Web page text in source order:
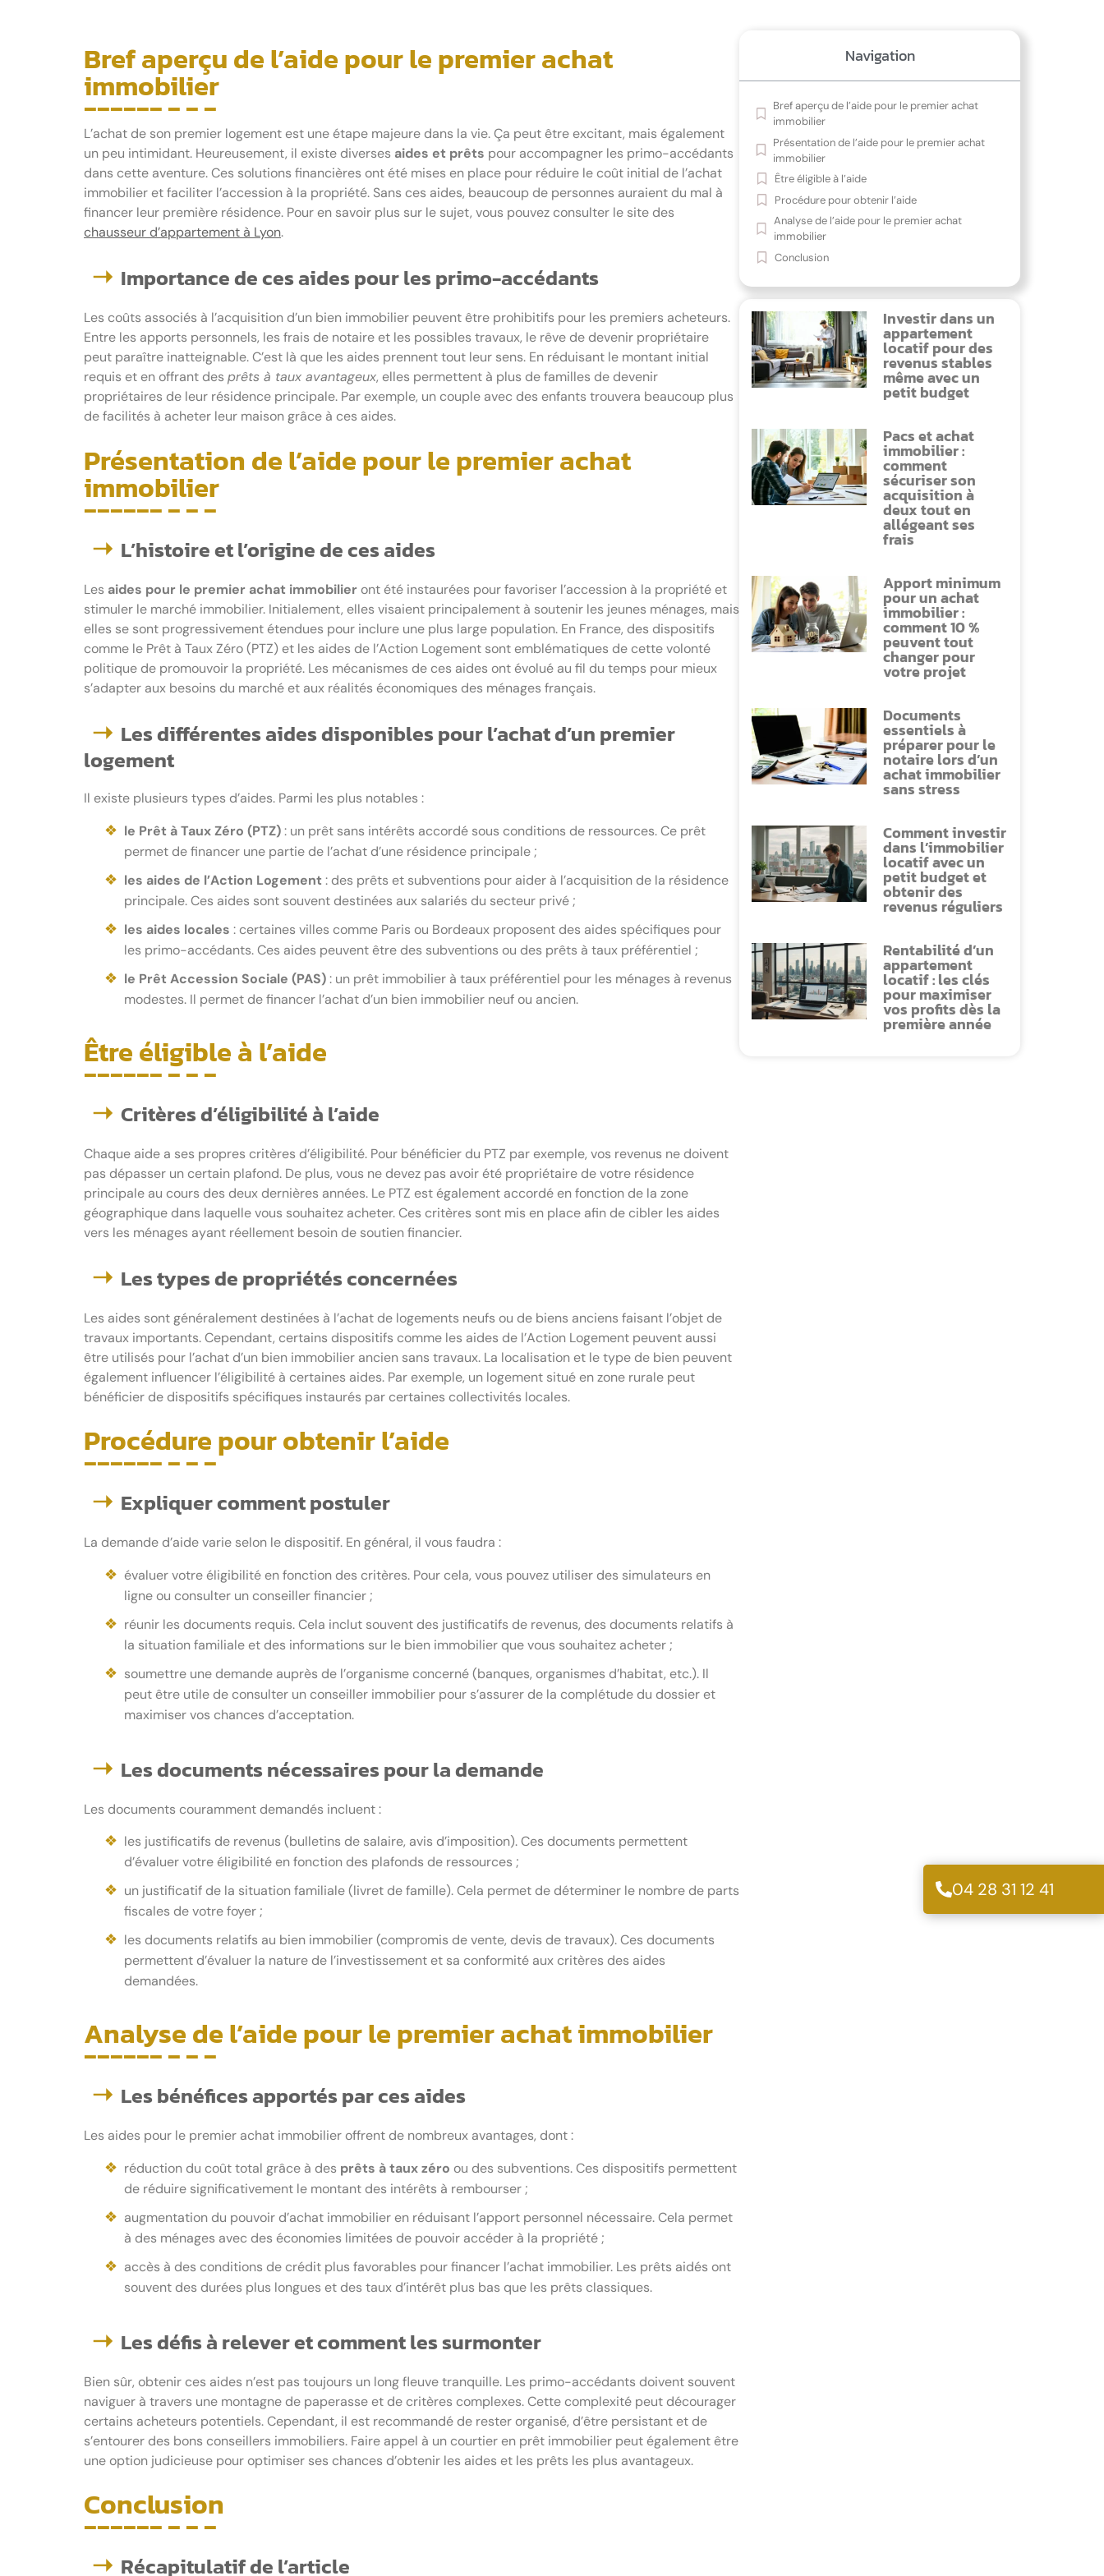
Bref aperçu de l’aide pour le premier achat
immobilier
L’achat de son premier logement est une étape majeure dans la vie. Ça peut être excitant, mais également
un peu intimidant. Heureusement, il existe diverses aides et prêts pour accompagner les primo-accédants
dans cette aventure. Ces solutions financières ont été mises en place pour réduire le coût initial de l’achat
immobilier et faciliter l’accession à la propriété. Sans ces aides, beaucoup de personnes auraient du mal à
financer leur première résidence. Pour en savoir plus sur le sujet, vous pouvez consulter le site des
chausseur d’appartement à Lyon.
Importance de ces aides pour les primo-accédants
Les coûts associés à l’acquisition d’un bien immobilier peuvent être prohibitifs pour les premiers acheteurs.
Entre les apports personnels, les frais de notaire et les possibles travaux, le rêve de devenir propriétaire
peut paraître inatteignable. C’est là que les aides prennent tout leur sens. En réduisant le montant initial
requis et en offrant desprêts à taux avantageux, elles permettent à plus de familles de devenir
propriétaires de leur résidence principale. Par exemple, un couple avec des enfants trouvera beaucoup plus
de facilités à acheter leur maison grâce à ces aides.
Présentation de l’aide pour le premier achat
immobilier
L’histoire et l’origine de ces aides
Les aides pour le premier achat immobilier ont été instaurées pour favoriser l’accession à la propriété et
stimuler le marché immobilier. Initialement, elles visaient principalement à soutenir les jeunes ménages, mais
elles se sont progressivement étendues pour inclure une plus large population. En France, des dispositifs
comme le Prêt à Taux Zéro (PTZ) et les aides de l’Action Logement sont emblématiques de cette volonté
politique de promouvoir la propriété. Les mécanismes de ces aides ont évolué au fil du temps pour mieux
s’adapter aux besoins du marché et aux réalités économiques des ménages français.
Les différentes aides disponibles pour l’achat d’un premier
logement
Il existe plusieurs types d’aides. Parmi les plus notables :
le Prêt à Taux Zéro (PTZ): un prêt sans intérêts accordé sous conditions de ressources. Ce prêt
permet de financer une partie de l’achat d’une résidence principale ;
les aides de l’Action Logement : des prêts et subventions pour aider à l’acquisition de la résidence
principale. Ces aides sont souvent destinées aux salariés du secteur privé ;
les aides locales : certaines villes comme Paris ou Bordeaux proposent des aides spécifiques pour
les primo-accédants. Ces aides peuvent être des subventions ou des prêts à taux préférentiel ;
le Prêt Accession Sociale (PAS): un prêt immobilier à taux préférentiel pour les ménages à revenus
modestes. Il permet de financer l’achat d’un bien immobilier neuf ou ancien.
Être éligible à l’aide
Critères d’éligibilité à l’aide
Chaque aide a ses propres critères d’éligibilité. Pour bénéficier du PTZ par exemple, vos revenus ne doivent
pas dépasser un certain plafond. De plus, vous ne devez pas avoir été propriétaire de votre résidence
principale au cours des deux dernières années. Le PTZ est également accordé en fonction de la zone
géographique dans laquelle vous souhaitez acheter. Ces critères sont mis en place afin de cibler les aides
vers les ménages ayant réellement besoin de soutien financier.
Les types de propriétés concernées
Les aides sont généralement destinées à l’achat de logements neufs ou de biens anciens faisant l’objet de
travaux importants. Cependant, certains dispositifs comme les aides de l’Action Logement peuvent aussi
être utilisés pour l’achat d’un bien immobilier ancien sans travaux. La localisation et le type de bien peuvent
également influencer l’éligibilité à certaines aides. Par exemple, un logement situé en zone rurale peut
bénéficier de dispositifs spécifiques instaurés par certaines collectivités locales.
Procédure pour obtenir l’aide
Expliquer comment postuler
La demande d’aide varie selon le dispositif. En général, il vous faudra :
évaluer votre éligibilité en fonction des critères. Pour cela, vous pouvez utiliser des simulateurs en
ligne ou consulter un conseiller financier ;
réunir les documents requis. Cela inclut souvent des justificatifs de revenus, des documents relatifs à
la situation familiale et des informations sur le bien immobilier que vous souhaitez acheter ;
soumettre une demande auprès de l’organisme concerné (banques, organismes d’habitat, etc.). Il
peut être utile de consulter un conseiller immobilier pour s’assurer de la complétude du dossier et
maximiser vos chances d’acceptation.
Les documents nécessaires pour la demande
Les documents couramment demandés incluent :
les justificatifs de revenus (bulletins de salaire, avis d’imposition). Ces documents permettent
d’évaluer votre éligibilité en fonction des plafonds de ressources ;
un justificatif de la situation familiale (livret de famille). Cela permet de déterminer le nombre de parts
fiscales de votre foyer ;
les documents relatifs au bien immobilier (compromis de vente, devis de travaux). Ces documents
permettent d’évaluer la nature de l’investissement et sa conformité aux critères des aides
demandées.
Analyse de l’aide pour le premier achat immobilier
Les bénéfices apportés par ces aides
Les aides pour le premier achat immobilier offrent de nombreux avantages, dont :
réduction du coût total grâce à des prêts à taux zéro ou des subventions. Ces dispositifs permettent
de réduire significativement le montant des intérêts à rembourser ;
augmentation du pouvoir d’achat immobilier en réduisant l’apport personnel nécessaire. Cela permet
à des ménages avec des économies limitées de pouvoir accéder à la propriété ;
accès à des conditions de crédit plus favorables pour financer l’achat immobilier. Les prêts aidés ont
souvent des durées plus longues et des taux d’intérêt plus bas que les prêts classiques.
Les défis à relever et comment les surmonter
Bien sûr, obtenir ces aides n’est pas toujours un long fleuve tranquille. Les primo-accédants doivent souvent
naviguer à travers une montagne de paperasse et de critères complexes. Cette complexité peut décourager
certains acheteurs potentiels. Cependant, il est recommandé de rester organisé, d’être persistant et de
s’entourer des bons conseillers immobiliers. Faire appel à un courtier en prêt immobilier peut également être
une option judicieuse pour optimiser ses chances d’obtenir les aides et les prêts les plus avantageux.
Conclusion
Récapitulatif de l’article
Navigation
Bref aperçu de l’aide pour le premier achat
immobilier
Présentation de l’aide pour le premier achat
immobilier
Être éligible à l’aide
Procédure pour obtenir l’aide
Analyse de l’aide pour le premier achat
immobilier
Conclusion
Investir dans un
appartement
locatif pour des
revenus stables
même avec un
petit budget
Pacs et achat
immobilier :
comment
sécuriser son
acquisition à
deux tout en
allégeant ses
frais
Apport minimum
pour un achat
immobilier :
comment 10 %
peuvent tout
changer pour
votre projet
Documents
essentiels à
préparer pour le
notaire lors d’un
achat immobilier
sans stress
Comment investir
dans l’immobilier
locatif avec un
petit budget et
obtenir des
revenus réguliers
Rentabilité d’un
appartement
locatif : les clés
pour maximiser
vos profits dès la
première année
04 28 31 12 41